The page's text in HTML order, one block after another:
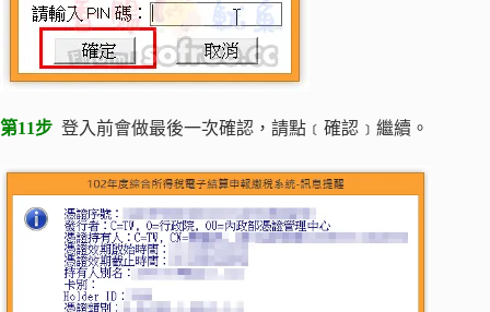
第11步 登入前會做最後一次確認，請點﹝確認﹞繼續。